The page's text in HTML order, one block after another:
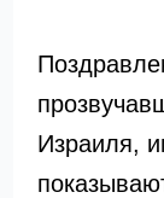
Израиля,